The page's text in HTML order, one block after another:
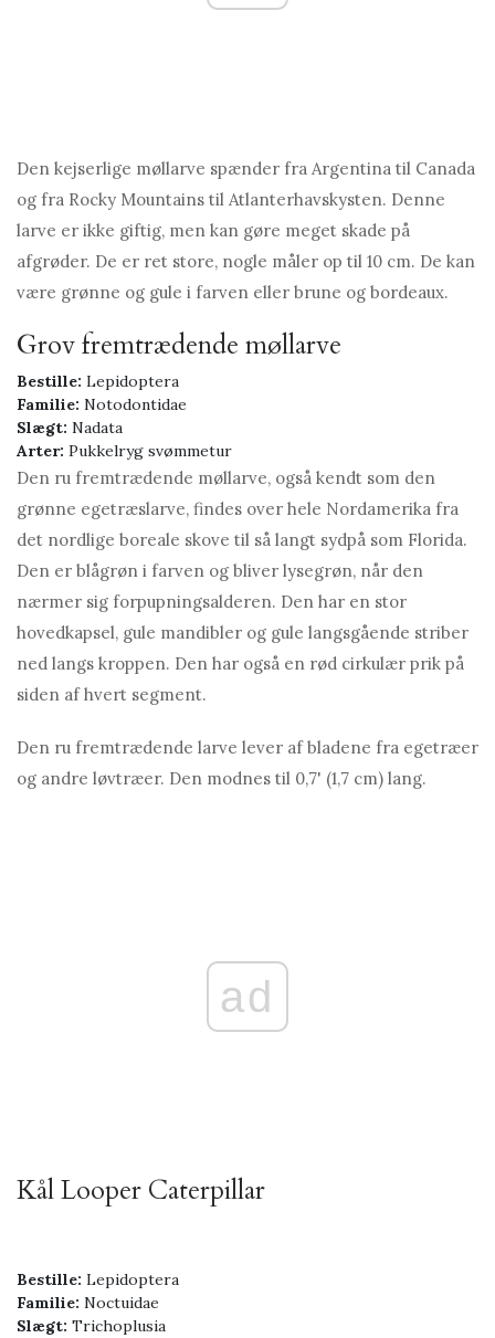
Den kejserlige møllarve spænder fra Argentina til Canada
og fra Rocky Mountains til Atlanterhavskysten. Denne
larve er ikke giftig, men kan gøre meget skade på
afgrøder. De er ret store, nogle måler op til 10 cm. De kan
være grønne og gule i farven eller brune og bordeaux.
Grov fremtrædende møllarve
Bestille: Lepidoptera
Familie: Notodontidae
Slægt: Nadata
Arter: Pukkelryg svømmetur
Den ru fremtrædende møllarve, også kendt som den
grønne egetræslarve, findes over hele Nordamerika fra
det nordlige boreale skove til så langt sydpå som Florida.
Den er blågrøn i farven og bliver lysegrøn, når den
nærmer sig forpupningsalderen. Den har en stor
hovedkapsel, gule mandibler og gule langsgående striber
ned langs kroppen. Den har også en rød cirkulær prik på
siden af ​​hvert segment.
Den ru fremtrædende larve lever af bladene fra egetræer
og andre løvtræer. Den modnes til 0,7' (1,7 cm) lang.
ad
Kål Looper Caterpillar
Bestille: Lepidoptera
Familie: Noctuidae
Slægt: Trichoplusia